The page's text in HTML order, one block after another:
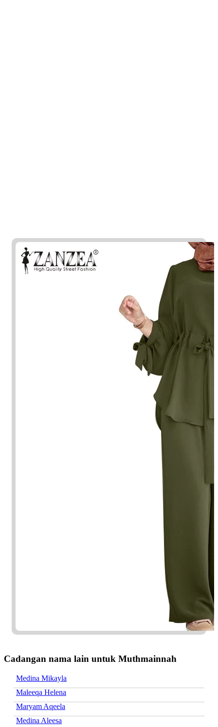
Cadangan nama lain untuk Muthmainnah
Medina Mikayla
Maleeqa Helena
Maryam Aqeela
Medina Aleesa